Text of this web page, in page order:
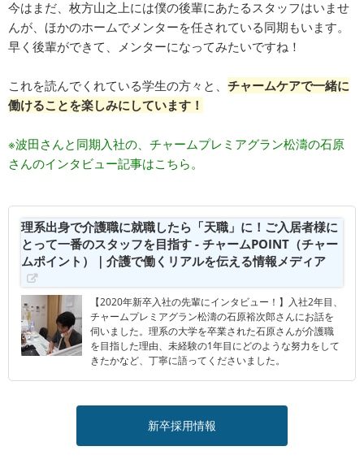
今はまだ、枚方山之上には僕の後輩にあたるスタッフはいませ
んが、ほかのホームでメンターを任されている同期もいます。
早く後輩ができて、メンターになってみたいですね！
これを読んでくれている学生の方々と、 チャームケアで一緒に
働けることを楽しみにしています！
※波田さんと同期入社の、チャームプレミアグラン松濤の石原
さんのインタビュー記事はこちら。
理系出身で介護職に就職したら「天職」に！ご入居者様に
とって一番のスタッフを目指す - チャームPOINT（チャー
ムポイント）｜介護で働くリアルを伝える情報メディア
【2020年新卒入社の先輩にインタビュー！】入社2年目、
チャームプレミアグラン松濤の石原裕次郎さんにお話を
伺いました。理系の大学を卒業された石原さんが介護職
を目指した理由、未経験の1年目にどのような努力をして
きたかなど、丁寧に語ってくださいました。
新卒採用情報